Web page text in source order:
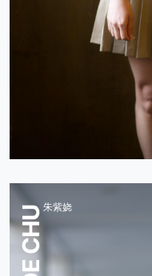
朱紫娆